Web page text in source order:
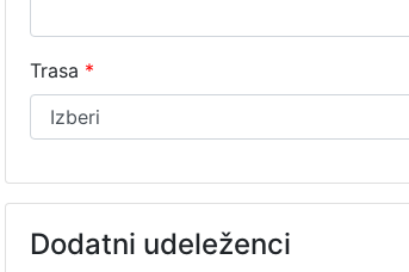
Trasa *
Dodatni udeleženci